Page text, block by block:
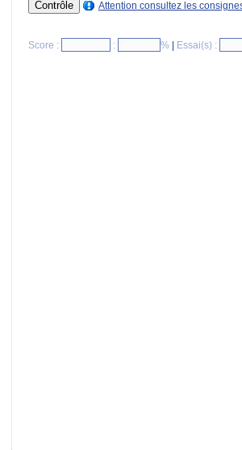
Attention consultez les
Score : : % Essai(s) :